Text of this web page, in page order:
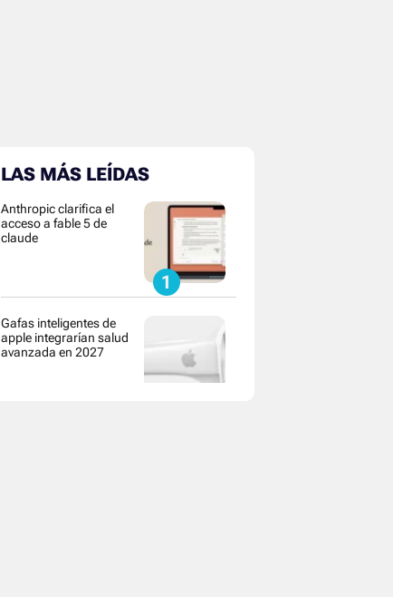
LAS MÁS LEÍDAS
Anthropic clarifica el
acceso a fable 5 de
claude
Gafas inteligentes de
apple integrarían salud
avanzada en 2027